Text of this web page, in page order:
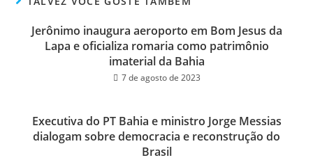
Jerônimo inaugura aeroporto em Bom Jesus da
Lapa e oficializa romaria como patrimônio
imaterial da Bahia
7 de agosto de 2023
Executiva do PT Bahia e ministro Jorge Messias
dialogam sobre democracia e reconstrução do
Brasil